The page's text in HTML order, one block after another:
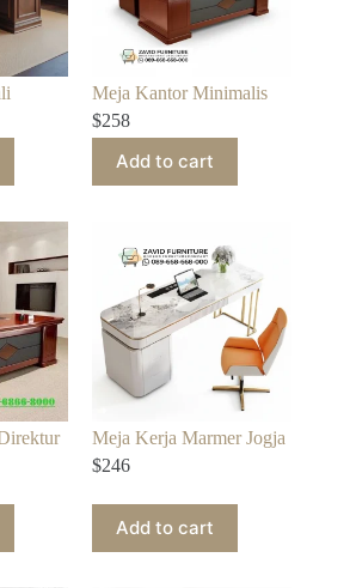
Meja Kantor Minimalis
$258
Add to cart
Meja Kerja Marmer Jogja
$246
Add to cart